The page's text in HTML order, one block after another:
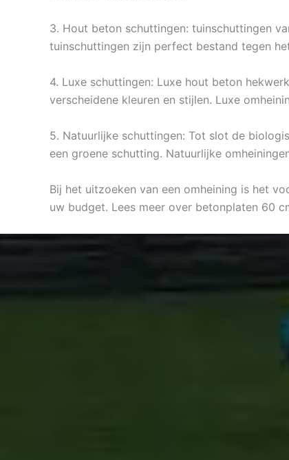
3. Hout beton schuttingen: tuinschuttingen
tuinschuttingen zijn perfect bestand tegen
4. Luxe schuttingen: Luxe hout beton
verscheidene kleuren en stijlen. Luxe
5. Natuurlijke schuttingen: Tot slot de
een groene schutting. Natuurlijke
Bij het uitzoeken van een omheining is het
uw budget. Lees meer over betonplaten 60